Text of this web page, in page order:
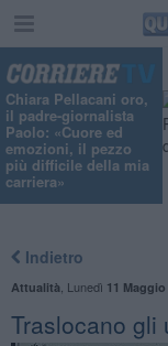
Chiara Pellacani oro,
il padre-giornalista
Paolo: «Cuore ed
emozioni, il pezzo
più difficile della mia
carriera»
Indietro
Attualità Lunedì 11 Maggio
Traslocano gli